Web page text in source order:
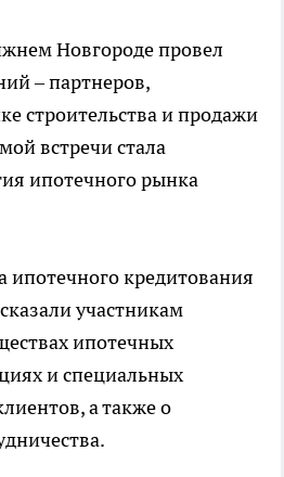
Новгороде провел
– партнеров,
строительства и продажи
встречи стала
ипотечного рынка
ипотечного кредитования
участникам
ипотечных
и специальных
а также о